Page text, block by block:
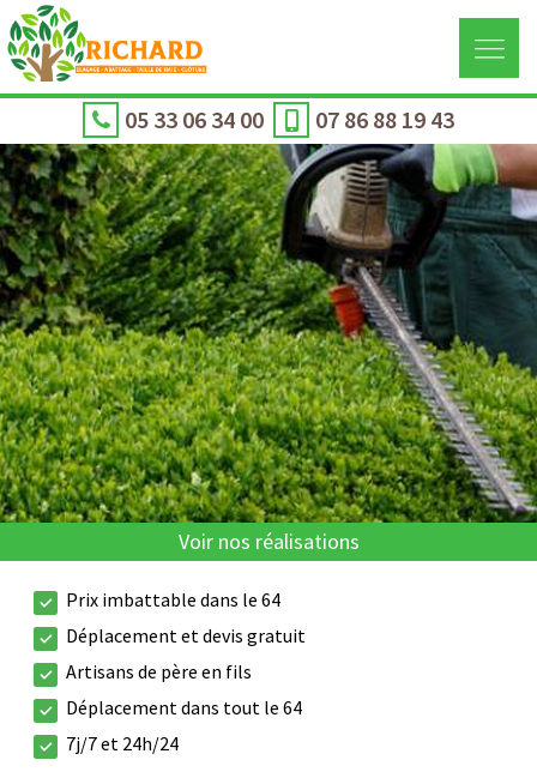
05 33 06 34 00 07 86 88 19 43
Voir nos réalisations
Prix imbattable dans le 64
Déplacement et devis gratuit
Artisans de père en fils
Déplacement dans tout le 64
7j/7 et 24h/24